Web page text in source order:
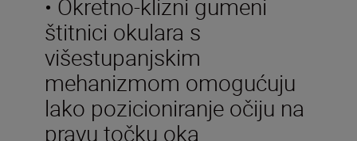
• Okretno-klizni gumeni
štitnici okulara s
višestupanjskim
mehanizmom omogućuju
lako pozicioniranje očiju na
pravu točku oka